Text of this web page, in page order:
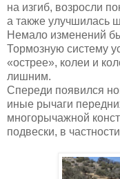
на изгиб, возросли
а также улучшилась
Немало изменений
Тормозную систему
«острее», колеи и
лишним.
Спереди появился
иные рычаги
многорычажной
подвески, в